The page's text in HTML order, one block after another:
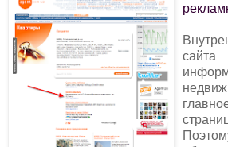
сайта